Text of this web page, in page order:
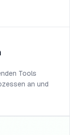
Tools
an und